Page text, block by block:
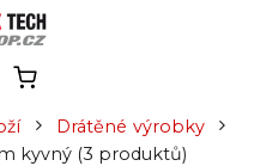
Drátěné výrobky
kyvný (3 produktů)